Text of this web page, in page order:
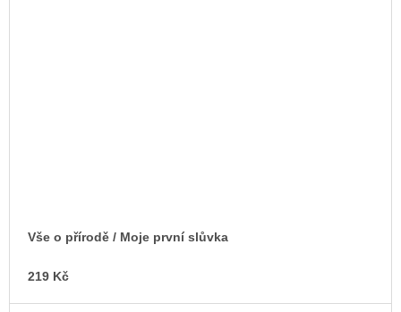
Vše o přírodě / Moje první slůvka
219 Kč